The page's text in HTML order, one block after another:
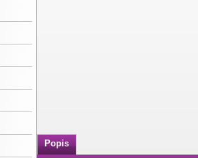
Popis